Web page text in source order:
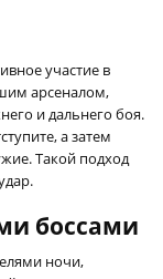
участие в
арсеналом,
и дальнего боя.
а затем
Такой подход
боссами
ночи,